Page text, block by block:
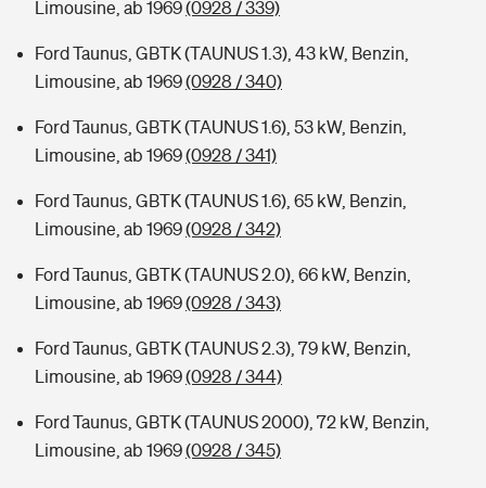
Sie haben Fragen?
Zur Übersicht
Tools
Kinderunfall-Check: Mehr Sicherheit für deine Kids
Sie haben Fragen?
Limousine, ab 1969(0928 / 339)
Ford Taunus, GBTK (TAUNUS 1.3), 43 kW, Benzin,
Limousine, ab 1969(0928 / 340)
Ford Taunus, GBTK (TAUNUS 1.6), 53 kW, Benzin,
Limousine, ab 1969(0928 / 341)
Ford Taunus, GBTK (TAUNUS 1.6), 65 kW, Benzin,
Limousine, ab 1969(0928 / 342)
Ford Taunus, GBTK (TAUNUS 2.0), 66 kW, Benzin,
Limousine, ab 1969(0928 / 343)
Ford Taunus, GBTK (TAUNUS 2.3), 79 kW, Benzin,
Limousine, ab 1969(0928 / 344)
Ford Taunus, GBTK (TAUNUS 2000), 72 kW, Benzin,
Limousine, ab 1969(0928 / 345)